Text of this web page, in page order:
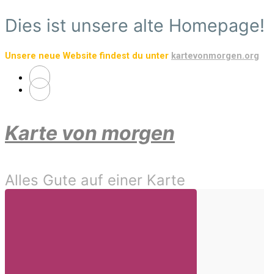
Zum
Hauptinhalt
Dies ist unsere alte Homepage!
Unsere neue Website findest du unter kartevonmorgen.org
Karte von morgen
Alles Gute auf einer Karte